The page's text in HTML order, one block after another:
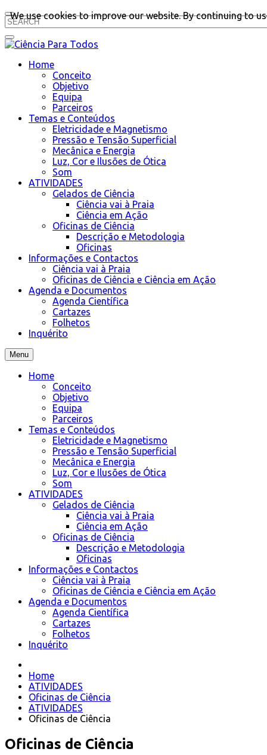
Home
Conceito
Objetivo
Equipa
Parceiros
Temas e Conteúdos
Eletricidade e Magnetismo
Pressão e Tensão Superficial
Mecânica e Energia
Luz, Cor e Ilusões de Ótica
Som
ATIVIDADES
Gelados de Ciência
Ciência vai à Praia
Ciência em Ação
Oficinas de Ciência
Descrição e Metodologia
Oficinas
Informações e Contactos
Ciência vai à Praia
Oficinas de Ciência e Ciência em Ação
Agenda e Documentos
Agenda Científica
Cartazes
Folhetos
Inquérito
Menu
Home
Conceito
Objetivo
Equipa
Parceiros
Temas e Conteúdos
Eletricidade e Magnetismo
Pressão e Tensão Superficial
Mecânica e Energia
Luz, Cor e Ilusões de Ótica
Som
ATIVIDADES
Gelados de Ciência
Ciência vai à Praia
Ciência em Ação
Oficinas de Ciência
Descrição e Metodologia
Oficinas
Informações e Contactos
Ciência vai à Praia
Oficinas de Ciência e Ciência em Ação
Agenda e Documentos
Agenda Científica
Cartazes
Folhetos
Inquérito
Home
ATIVIDADES
Oficinas de Ciência
ATIVIDADES
Oficinas de Ciência
Oficinas de Ciência
We use cookies to improve our website. By continuing to